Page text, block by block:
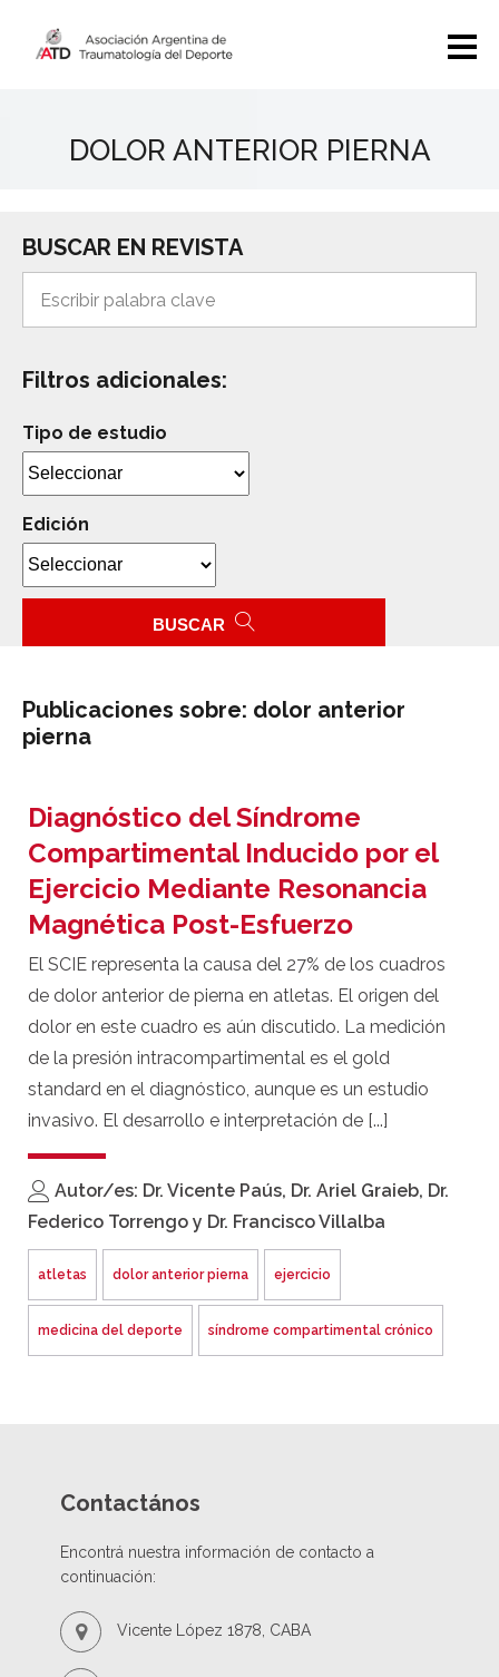
DOLOR ANTERIOR PIERNA
BUSCAR EN REVISTA
Filtros adicionales:
Tipo de estudio
Edición
BUSCAR
Publicaciones sobre: dolor anterior
pierna
Diagnóstico del Síndrome
Compartimental Inducido por el
Ejercicio Mediante Resonancia
Magnética Post-Esfuerzo
El SCIE representa la causa del 27% de los cuadros
de dolor anterior de pierna en atletas. El origen del
dolor en este cuadro es aún discutido. La medición
de la presión intracompartimental es el gold
standard en el diagnóstico, aunque es un estudio
invasivo. El desarrollo e interpretación de [...]
Autor/es: Dr. Vicente Paús, Dr. Ariel Graieb, Dr.
Federico Torrengo y Dr. Francisco Villalba
atletas dolor anterior pierna ejercicio
medicina del deporte síndrome compartimental crónico
Contactános
Encontrá nuestra información de contacto a
continuación:
Vicente López 1878, CABA